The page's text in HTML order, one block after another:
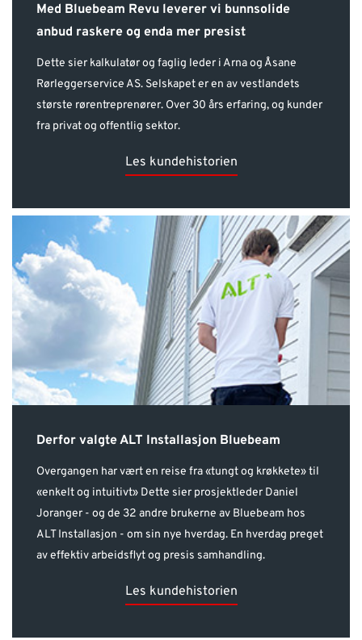
Med Bluebeam Revu leverer vi bunnsolide
anbud raskere og enda mer presist
Dette sier kalkulatør og faglig leder i Arna og Åsane
Rørleggerservice AS. Selskapet er en av vestlandets
største rørentreprenører. Over 30 års erfaring, og kunder
fra privat og offentlig sektor.
Les kundehistorien
Derfor valgte ALT Installasjon Bluebeam
Overgangen har vært en reise fra «tungt og krøkkete» til
«enkelt og intuitivt» Dette sier prosjektleder Daniel
Joranger - og de 32 andre brukerne av Bluebeam hos
ALT Installasjon - om sin nye hverdag. En hverdag preget
av effektiv arbeidsflyt og presis samhandling.
Les kundehistorien